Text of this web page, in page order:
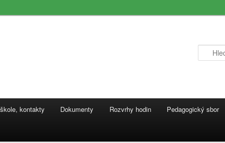
kontakty Dokumenty Rozvrhy hodin Pedagogický sbor